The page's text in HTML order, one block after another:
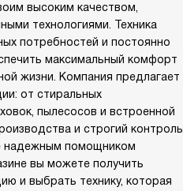
высоким качеством,
технологиями. Техника
потребностей и постоянно
максимальный комфорт
жизни. Компания предлагает
от стиральных
пылесосов и встроенной
и строгий контроль
надежным помощником
вы можете получить
и выбрать технику, которая